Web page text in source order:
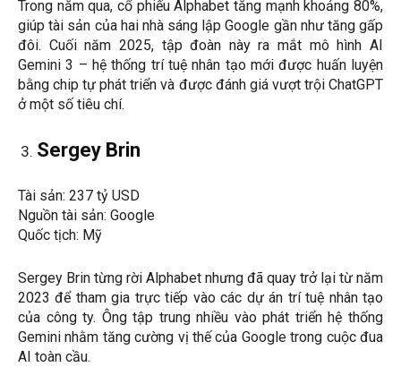
Trong năm qua, cổ phiếu Alphabet tăng mạnh khoảng 80%,
giúp tài sản của hai nhà sáng lập Google gần như tăng gấp
đôi. Cuối năm 2025, tập đoàn này ra mắt mô hình AI
Gemini 3 – hệ thống trí tuệ nhân tạo mới được huấn luyện
bằng chip tự phát triển và được đánh giá vượt trội ChatGPT
ở một số tiêu chí.
Sergey Brin
Tài sản: 237 tỷ USD
Nguồn tài sản: Google
Quốc tịch: Mỹ
Sergey Brin từng rời Alphabet nhưng đã quay trở lại từ năm
2023 để tham gia trực tiếp vào các dự án trí tuệ nhân tạo
của công ty. Ông tập trung nhiều vào phát triển hệ thống
Gemini nhằm tăng cường vị thế của Google trong cuộc đua
AI toàn cầu.